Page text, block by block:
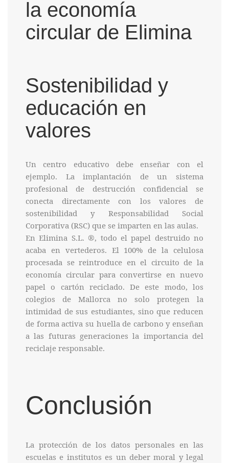
Sostenibilidad y
educación en
valores
Un centro educativo debe enseñar con el
ejemplo. La implantación de un sistema
profesional de destrucción confidencial se
conecta directamente con los valores de
sostenibilidad y Responsabilidad Social
Corporativa (RSC) que se imparten en las aulas.
En Elimina S.L. ®, todo el papel destruido no
acaba en vertederos. El 100% de la celulosa
procesada se reintroduce en el circuito de la
economía circular para convertirse en nuevo
papel o cartón reciclado. De este modo, los
colegios de Mallorca no solo protegen la
intimidad de sus estudiantes, sino que reducen
de forma activa su huella de carbono y enseñan
a las futuras generaciones la importancia del
reciclaje responsable.
Conclusión
La protección de los datos personales en las
escuelas e institutos es un deber moral y legal